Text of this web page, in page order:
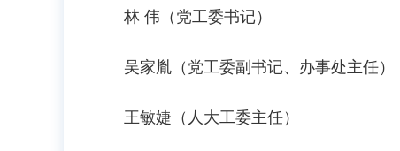
林 伟（党工委书记）
吴家胤（党工委副书记、办事处主任）
王敏婕（人大工委主任）